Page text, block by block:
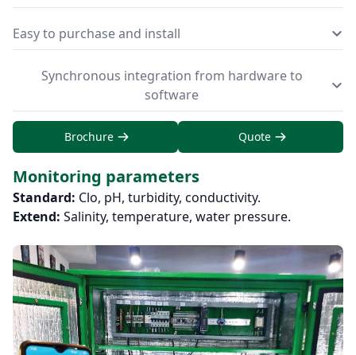
Easy to purchase and install
Synchronous integration from hardware to
software
Brochure Quote
Monitoring parameters
Standard: Clo, pH, turbidity, conductivity.
Extend: Salinity, temperature, water pressure.